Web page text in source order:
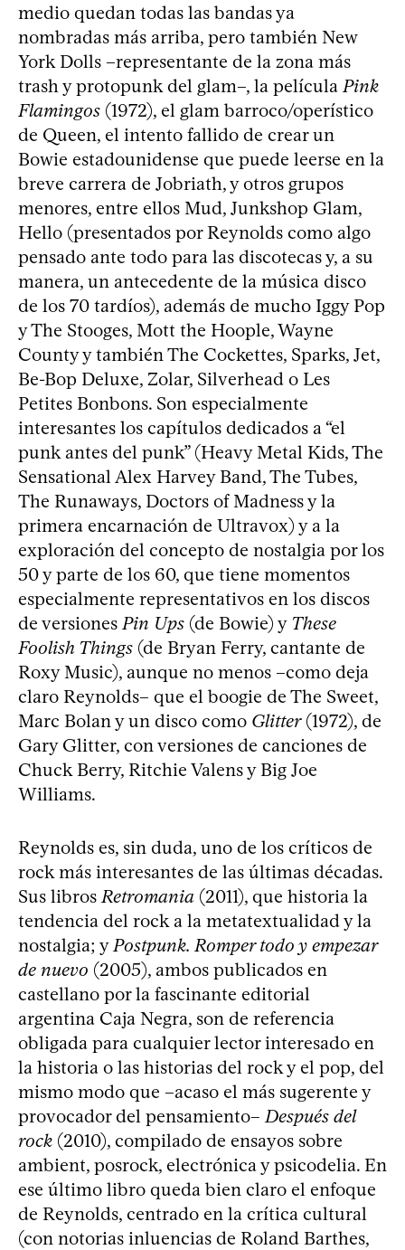
medio quedan todas las bandas ya
nombradas más arriba, pero también New
York Dolls –representante de la zona más
trash y protopunk del glam–, la películaPink
Flamingos (1972), el glam barroco/operístico
de Queen, el intento fallido de crear un
Bowie estadounidense que puede leerse en la
breve carrera de Jobriath, y otros grupos
menores, entre ellos Mud, Junkshop Glam,
Hello (presentados por Reynolds como algo
pensado ante todo para las discotecas y, a su
manera, un antecedente de la música disco
de los 70 tardíos), además de mucho Iggy Pop
y The Stooges, Mott the Hoople, Wayne
County y también The Cockettes, Sparks, Jet,
Be-Bop Deluxe, Zolar, Silverhead o Les
Petites Bonbons. Son especialmente
interesantes los capítulos dedicados a “el
punk antes del punk” (Heavy Metal Kids, The
Sensational Alex Harvey Band, The Tubes,
The Runaways, Doctors of Madness y la
primera encarnación de Ultravox) y a la
exploración del concepto de nostalgia por los
50 y parte de los 60, que tiene momentos
especialmente representativos en los discos
de versionesPin Ups (de Bowie) y These
Foolish Things (de Bryan Ferry, cantante de
Roxy Music), aunque no menos –como deja
claro Reynolds– que el boogie de The Sweet,
Marc Bolan y un disco como Glitter(1972), de
Gary Glitter, con versiones de canciones de
Chuck Berry, Ritchie Valens y Big Joe
Williams.
Reynolds es, sin duda, uno de los críticos de
rock más interesantes de las últimas décadas.
Sus librosRetromania (2011), que historia la
tendencia del rock a la metatextualidad y la
nostalgia; yPostpunk. Romper todo y empezar
de nuevo (2005), ambos publicados en
castellano por la fascinante editorial
argentina Caja Negra, son de referencia
obligada para cualquier lector interesado en
la historia o las historias del rock y el pop, del
mismo modo que –acaso el más sugerente y
provocador del pensamiento–Después del
rock (2010), compilado de ensayos sobre
ambient, posrock, electrónica y psicodelia. En
ese último libro queda bien claro el enfoque
de Reynolds, centrado en la crítica cultural
(con notorias inluencias de Roland Barthes,